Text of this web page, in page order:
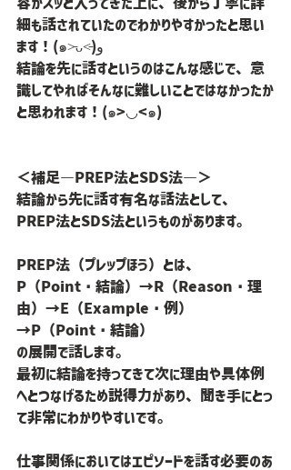
細も話されていたのでわかりやすかったと思い
ます！(๑˃̵ᴗ˂̵)و
結論を先に話すというのはこんな感じで、意
識してやればそんなに難しいことではなかったか
と思われます！(๑>◡<๑)
＜補足―PREP法とSDS法―＞
結論から先に話す有名な話法として、
PREP法とSDS法というものがあります。
PREP法（プレップほう）とは、
P（Point・結論）→R（Reason・理
由）→E（Example・例）
→P（Point・結論）
の展開で話します。
最初に結論を持ってきて次に理由や具体例
へとつなげるため説得力があり、聞き手にとっ
て非常にわかりやすいです。
仕事関係においてはエピソードを話す必要のあ